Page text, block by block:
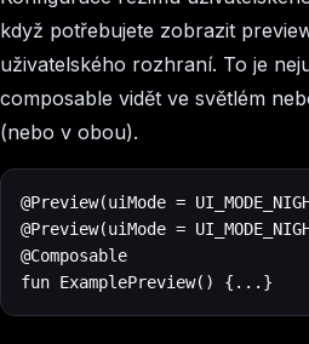
když potřebujete zobrazit
uživatelského rozhraní. To je
composable vidět ve světlém
(nebo v obou).
@Preview(uiMode =
@Preview(uiMode =
@Composable
fun ExamplePreview() {...}